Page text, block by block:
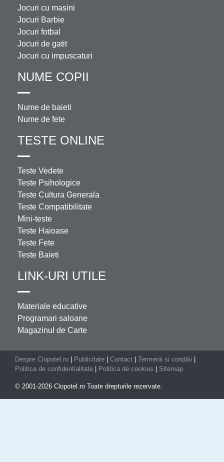
Jocuri cu masini
Jocuri Barbie
Jocuri fotbal
Jocuri de gatit
Jocuri cu impuscaturi
NUME COPII
Nume de baieti
Nume de fete
TESTE ONLINE
Teste Vedete
Teste Psihologice
Teste Cultura Generala
Teste Compatibilitate
Mini-teste
Teste Haioase
Teste Fete
Teste Baieti
LINK-URI UTILE
Materiale educative
Programari saloane
Magazinul de Carte
Despre Clopotel.ro Publicitate Contact Termenii si conditii
Politica de confidentialitate
Politica de cookies Sitemap
© 2001-2026 Clopotel.ro Toate drepturile rezervate.